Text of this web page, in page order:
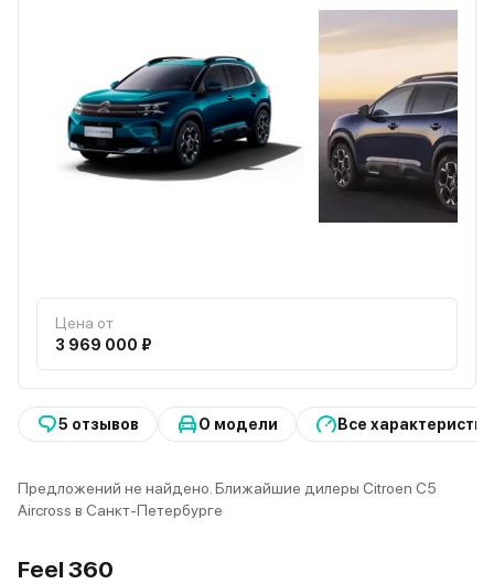
Цена от
3 969 000 ₽
5 отзывов О модели Все
Предложений не найдено. Ближайшие дилеры Citroen C5
Aircross в Санкт-Петербурге
Feel 360